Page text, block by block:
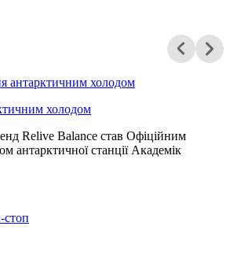
холодом
Relive Balance став Офіційним
антарктичної станції Академік